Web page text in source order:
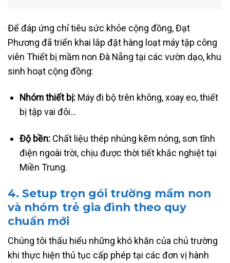
Để đáp ứng chỉ tiêu sức khỏe cộng đồng, Đạt
Phương đã triển khai lắp đặt hàng loạt máy tập công
viên Thiết bị mầm non Đà Nẵng tại các vườn dạo, khu
sinh hoạt cộng đồng:
Nhóm thiết bị: Máy đi bộ trên không, xoay eo, thiết
bị tập vai đôi…
Độ bền: Chất liệu thép nhúng kẽm nóng, sơn tĩnh
điện ngoài trời, chịu được thời tiết khắc nghiệt tại
Miền Trung.
4. Setup trọn gói trường mầm non
và nhóm trẻ gia đình theo quy
chuẩn mới
Chúng tôi thấu hiểu những khó khăn của chủ trường
khi thực hiện thủ tục cấp phép tại các đơn vị hành